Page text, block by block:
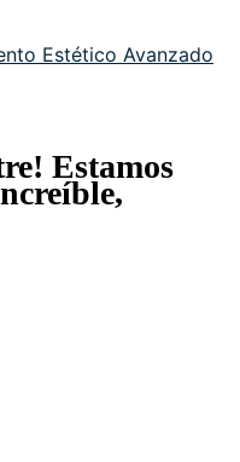
Estético Avanzado
Estamos